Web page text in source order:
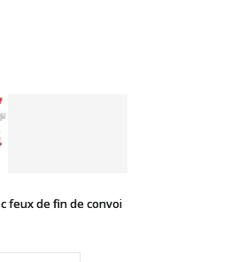
feux de fin de convoi